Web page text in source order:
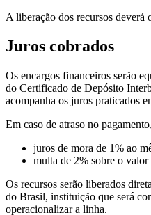
A liberação dos recursos deverá
Juros cobrados
Os encargos financeiros serão
do Certificado de Depósito
acompanha os juros praticados
Em caso de atraso no
juros de mora de 1% ao
multa de 2% sobre o
Os recursos serão liberados
do Brasil, instituição que será
operacionalizar a linha.